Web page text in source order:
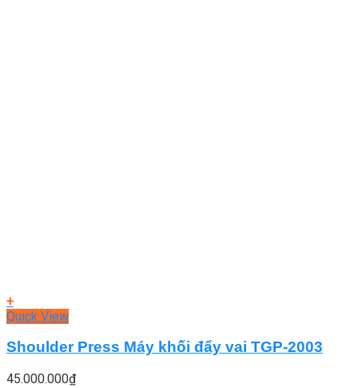
+
Quick View
Shoulder Press Máy khối đẩy vai TGP-2003
45.000.000₫